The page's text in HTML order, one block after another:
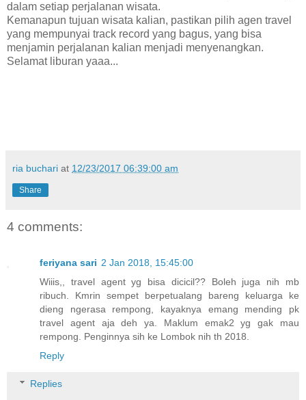
dalam setiap perjalanan wisata.
Kemanapun tujuan wisata kalian, pastikan pilih agen travel
yang mempunyai track record yang bagus, yang bisa
menjamin perjalanan kalian menjadi menyenangkan.
Selamat liburan yaaa...
ria buchari at 12/23/2017 06:39:00 am
Share
4 comments:
feriyana sari 2 Jan 2018, 15:45:00
Wiiis,, travel agent yg bisa dicicil?? Boleh juga nih mb
ribuch. Kmrin sempet berpetualang bareng keluarga ke
dieng ngerasa rempong, kayaknya emang mending pk
travel agent aja deh ya. Maklum emak2 yg gak mau
rempong. Penginnya sih ke Lombok nih th 2018.
Reply
Replies